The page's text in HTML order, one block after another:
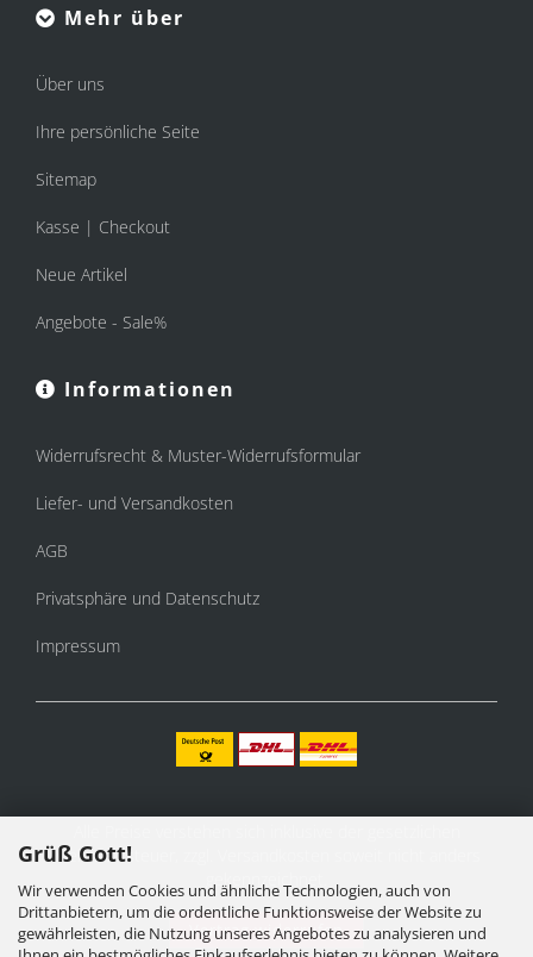
Grüß Gott!
Wir verwenden Cookies und ähnliche Technologien, auch von
Drittanbietern, um die ordentliche Funktionsweise der Website zu
gewährleisten, die Nutzung unseres Angebotes zu analysieren und
Mehr über
Über uns
Ihre persönliche Seite
Sitemap
Kasse | Checkout
Neue Artikel
Angebote - Sale%
Informationen
Widerrufsrecht & Muster-Widerrufsformular
Liefer- und Versandkosten
AGB
Privatsphäre und Datenschutz
Impressum
Mehrwertsteuer, zzgl.
gekennzeichnet.
Vertrag widerrufen